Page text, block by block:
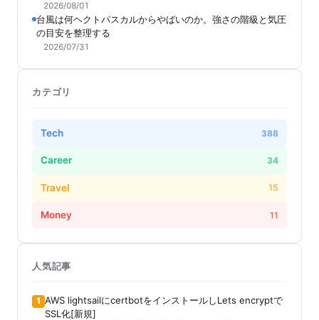
2026/08/01
台風は何ヘクトパスカルからやばいのか。強さの階級と気圧
の目安を整理する
2026/07/31
カテゴリ
Tech 388
Career 34
Travel 15
Money 11
人気記事
1 AWS lightsailにcertbotをインストールしLets encryptで
SSL化[新規]